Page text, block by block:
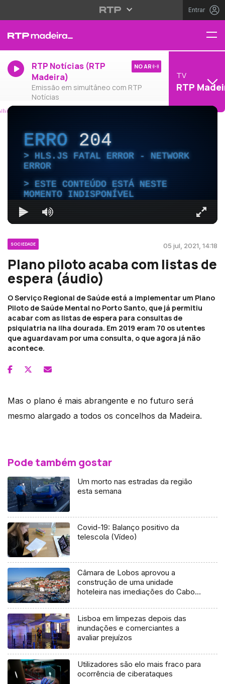
Entrar
RTP Notícias (RTP
Madeira)
Emissão em simultâneo com RTP
Notícias
NO AR
TV
RTP
ERRO204
HLS.JS FATAL ERROR - NETWORK
ERROR
ESTE CONTEÚDO ESTÁ NESTE
MOMENTO INDISPONÍVEL
SOCIEDADE 05 jul, 2021, 14:18
Plano piloto acaba com listas de
espera (áudio)
O Serviço Regional de Saúde está a implementar um Plano
Piloto de Saúde Mental no Porto Santo, que já permitiu
acabar com as listas de espera para consultas de
psiquiatria na ilha dourada. Em 2019 eram 70 os utentes
que aguardavam por uma consulta, o que agora já não
acontece.
Mas o plano é mais abrangente e no futuro será
mesmo alargado a todos os concelhos da Madeira.
Pode também gostar
Um morto nas estradas da região
esta semana
Covid-19: Balanço positivo da
telescola (Vídeo)
Câmara de Lobos aprovou a
construção de uma unidade
hoteleira nas imediações do Cabo
Lisboa em limpezas depois das
inundações e comerciantes a
avaliar prejuízos
Utilizadores são elo mais fraco para
ocorrência de ciberataques